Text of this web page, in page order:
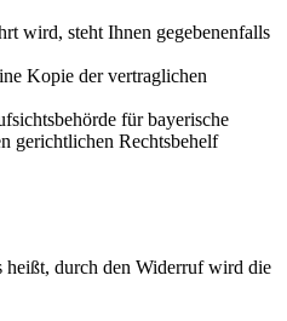
wird, steht Ihnen gegebenenfalls
Kopie der vertraglichen
für bayerische
gerichtlichen Rechtsbehelf
durch den Widerruf wird die